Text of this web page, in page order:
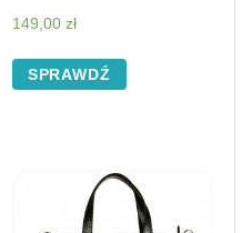
149,00 zł
SPRAWDŹ